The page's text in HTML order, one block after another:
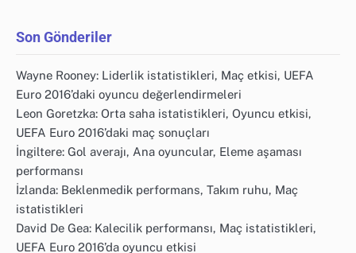
Son Gönderiler
Wayne Rooney: Liderlik istatistikleri, Maç etkisi, UEFA
Euro 2016’daki oyuncu değerlendirmeleri
Leon Goretzka: Orta saha istatistikleri, Oyuncu etkisi,
UEFA Euro 2016’daki maç sonuçları
İngiltere: Gol averajı, Ana oyuncular, Eleme aşaması
performansı
İzlanda: Beklenmedik performans, Takım ruhu, Maç
istatistikleri
David De Gea: Kalecilik performansı, Maç istatistikleri,
UEFA Euro 2016’da oyuncu etkisi